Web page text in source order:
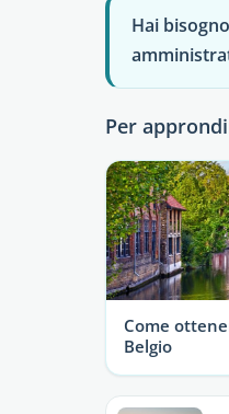
Hai
Per
Come
Belgio